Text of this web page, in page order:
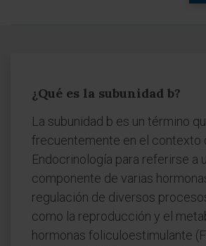
¿Qué es la subunidad b?
La subunidad b es un término
frecuentemente en el contexto
Endocrinología para referirse a
componente de varias
regulación de diversos
como la reproducción y el
hormonas foliculoestimulante